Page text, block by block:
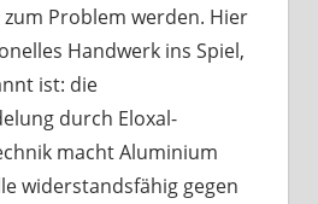
Problem werden. Hier
Handwerk ins Spiel,
ist: die
durch Eloxal-
macht Aluminium
widerstandsfähig gegen